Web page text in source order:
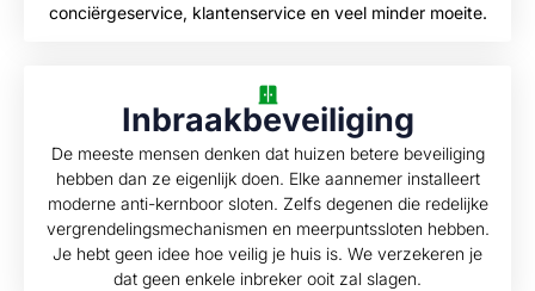
conciërgeservice, klantenservice en veel minder moeite.
Inbraakbeveiliging
De meeste mensen denken dat huizen betere beveiliging
hebben dan ze eigenlijk doen. Elke aannemer installeert
moderne anti-kernboor sloten. Zelfs degenen die redelijke
vergrendelingsmechanismen en meerpuntssloten hebben.
Je hebt geen idee hoe veilig je huis is. We verzekeren je
dat geen enkele inbreker ooit zal slagen.